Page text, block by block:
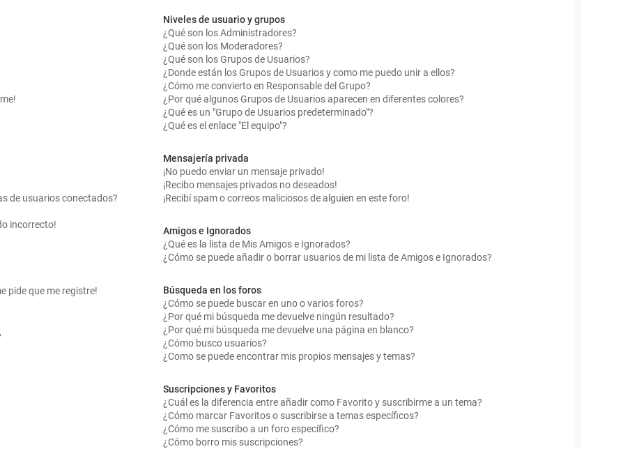
de usuarios conectados?
incorrecto!
pide que me registre!
Niveles de usuario y grupos
¿Qué son los Administradores?
¿Qué son los Moderadores?
¿Qué son los Grupos de Usuarios?
¿Donde están los Grupos de Usuarios y como me puedo unir a ellos?
¿Cómo me convierto en Responsable del Grupo?
¿Por qué algunos Grupos de Usuarios aparecen en diferentes colores?
¿Qué es un "Grupo de Usuarios predeterminado"?
¿Qué es el enlace "El equipo"?
Mensajería privada
¡No puedo enviar un mensaje privado!
¡Recibo mensajes privados no deseados!
¡Recibí spam o correos maliciosos de alguien en este foro!
Amigos e Ignorados
¿Qué es la lista de Mis Amigos e Ignorados?
¿Cómo se puede añadir o borrar usuarios de mi lista de Amigos e Ignorados?
Búsqueda en los foros
¿Cómo se puede buscar en uno o varios foros?
¿Por qué mi búsqueda me devuelve ningún resultado?
¿Por qué mi búsqueda me devuelve una página en blanco?
¿Cómo busco usuarios?
¿Como se puede encontrar mis propios mensajes y temas?
Suscripciones y Favoritos
¿Cuál es la diferencia entre añadir como Favorito y suscribirme a un tema?
¿Cómo marcar Favoritos o suscribirse a temas específicos?
¿Cómo me suscribo a un foro específico?
¿Cómo borro mis suscripciones?